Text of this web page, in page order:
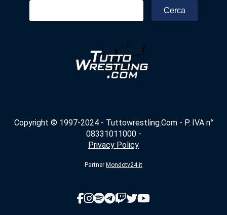
Ricerca
Copyright © 1997-2024 - Tuttowrestling.Com - P. IVA n°
08331011000 -
Privacy Policy
Partner Mondotv24.it